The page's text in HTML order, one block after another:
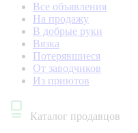
Все объявления
На продажу
В добрые руки
Вязка
Потерявшиеся
От заводчиков
Из приютов
Каталог продавцов